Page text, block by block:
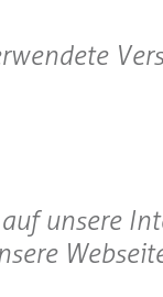
unsere